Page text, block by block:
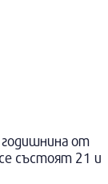
от
състоят 21 и